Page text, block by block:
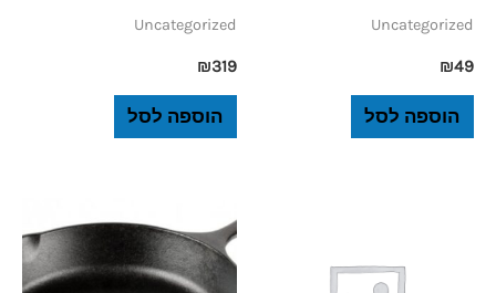
Uncategorized
₪49
הוספה לסל
Uncategorized
₪319
הוספה לסל